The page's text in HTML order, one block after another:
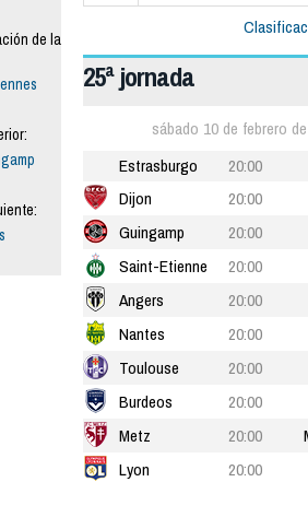
de la
25ª jornada
sábado 10 de febrero
Estrasburgo
20:00
Dijon
20:00
Guingamp
20:00
Saint-Etienne
20:00
Angers
20:00
Nantes
20:00
Toulouse
20:00
Burdeos
20:00
Metz
20:00
Lyon
20:00